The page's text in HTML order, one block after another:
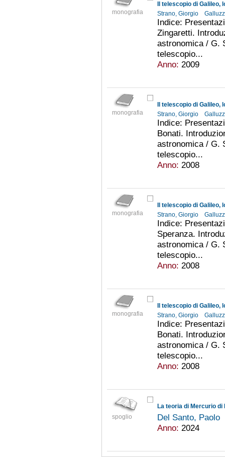
monografia
Il telescopio di
Strano, Giorgio
Indice:
Zingaretti.
astronomica / G.
telescopio...
Anno: 2009
monografia
Il telescopio di
Strano, Giorgio
Indice:
Bonati.
astronomica / G.
telescopio...
Anno: 2008
monografia
Il telescopio di
Strano, Giorgio
Indice:
Speranza.
astronomica / G.
telescopio...
Anno: 2008
monografia
Il telescopio di
Strano, Giorgio
Indice:
Bonati.
astronomica / G.
telescopio...
Anno: 2008
spoglio
La teoria di Mercurio
Del Santo, Paolo
Anno: 2024